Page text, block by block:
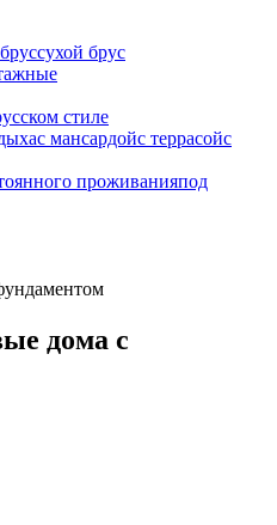
сухой брус
стиле
с мансардойс террасойс
проживанияпод
дома с